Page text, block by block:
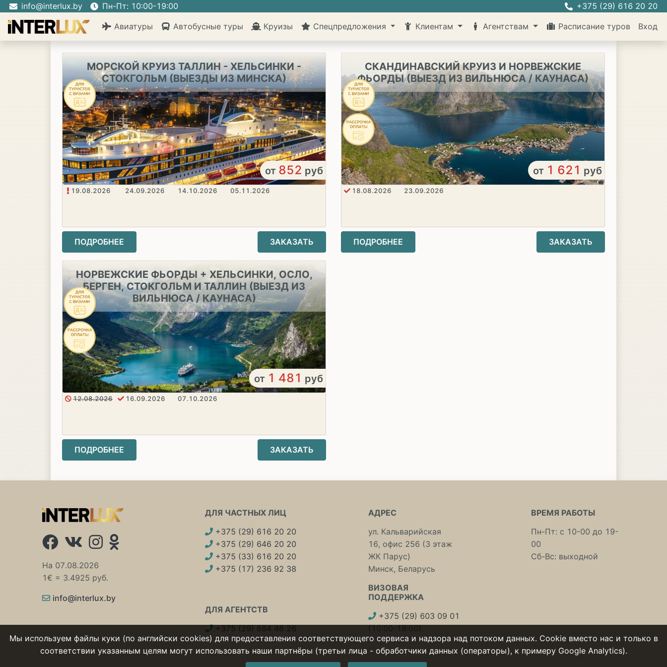
info@interlux.by Пн-Пт: 10:00-19:00 +375 (29) 616 20 20
Авиатуры Автобусные туры Круизы Спецпредложения Клиентам Агентствам Расписание туров Вход
МОРСКОЙ КРУИЗ ТАЛЛИН - ХЕЛЬСИНКИ -
СТОКГОЛЬМ (ВЫЕЗДЫ ИЗ МИНСКА)
от 852 руб
19.08.2026 24.09.2026 14.10.2026 05.11.2026
ПОДРОБНЕЕ ЗАКАЗАТЬ
СКАНДИНАВСКИЙ КРУИЗ И НОРВЕЖСКИЕ
ФЬОРДЫ (ВЫЕЗД ИЗ ВИЛЬНЮСА / КАУНАСА)
от 1 621 руб
18.08.2026 23.09.2026
ПОДРОБНЕЕ ЗАКАЗАТЬ
НОРВЕЖСКИЕ ФЬОРДЫ + ХЕЛЬСИНКИ, ОСЛО,
БЕРГЕН, СТОКГОЛЬМ И ТАЛЛИН (ВЫЕЗД ИЗ
ВИЛЬНЮСА / КАУНАСА)
от 1 481 руб
12.08.2026 16.09.2026 07.10.2026
ПОДРОБНЕЕ ЗАКАЗАТЬ
На 07.08.2026
1€ = 3.4925 руб.
info@interlux.by
ДЛЯ ЧАСТНЫХ ЛИЦ
+375 (29) 616 20 20
+375 (29) 646 20 20
+375 (33) 616 20 20
+375 (17) 236 92 38
ДЛЯ АГЕНТСТВ
+375 (29) 684 46 26
АДРЕС
ул. Кальварийская
16, офис 256 (3 этаж
ЖК Парус)
Минск, Беларусь
ВИЗОВАЯ
ПОДДЕРЖКА
+375 (29) 603 09 01
(10:00-18:00)
ВРЕМЯ РАБОТЫ
Пн-Пт: с 10-00 до 19-
00
Сб-Вс: выходной
Мы используем файлы куки (по английски cookies) для предоставления соответствующего сервиса и надзора над потоком данных. Cookie вместо нас и только в
соответствии указанным целям могут использовать наши партнёры (третьи лица - обработчики данных (операторы), к примеру Google Analytics).